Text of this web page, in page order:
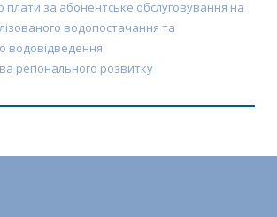
плати за абонентське обслуговування на
водопостачання та
водовідведення
регіонального розвитку